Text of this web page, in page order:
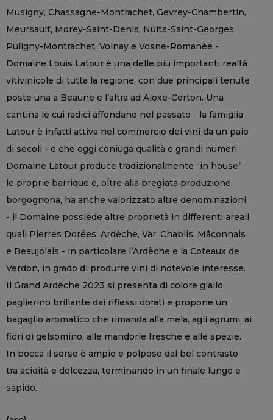
Musigny, Chassagne-Montrachet, Gevrey-Chambertin,
Meursault, Morey-Saint-Denis, Nuits-Saint-Georges,
Puligny-Montrachet, Volnay e Vosne-Romanée -
Domaine Louis Latour è una delle più importanti realtà
vitivinicole di tutta la regione, con due principali tenute
poste una a Beaune e l’altra ad Aloxe-Corton. Una
cantina le cui radici affondano nel passato - la famiglia
Latour è infatti attiva nel commercio dei vini da un paio
di secoli - e che oggi coniuga qualità e grandi numeri.
Domaine Latour produce tradizionalmente “in house”
le proprie barrique e, oltre alla pregiata produzione
borgognona, ha anche valorizzato altre denominazioni
- il Domaine possiede altre proprietà in differenti areali
quali Pierres Dorées, Ardèche, Var, Chablis, Mâconnais
e Beaujolais - in particolare l’Ardèche e la Coteaux de
Verdon, in grado di produrre vini di notevole interesse.
Il Grand Ardèche 2023 si presenta di colore giallo
paglierino brillante dai riflessi dorati e propone un
bagaglio aromatico che rimanda alla mela, agli agrumi, ai
fiori di gelsomino, alle mandorle fresche e alle spezie.
In bocca il sorso è ampio e polposo dal bel contrasto
tra acidità e dolcezza, terminando in un finale lungo e
sapido.